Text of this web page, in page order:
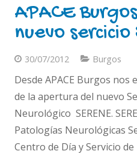
APACE
nuevo sercicio
30/07/2012 Burgos
Desde APACE Burgos
de la apertura del nuevo
Neurológico SERENE.
Patologías Neurológicas
Centro de Día y Servicio